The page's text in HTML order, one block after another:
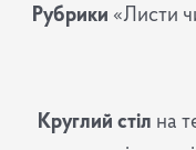
Рубрики «Листи
Круглий стіл на